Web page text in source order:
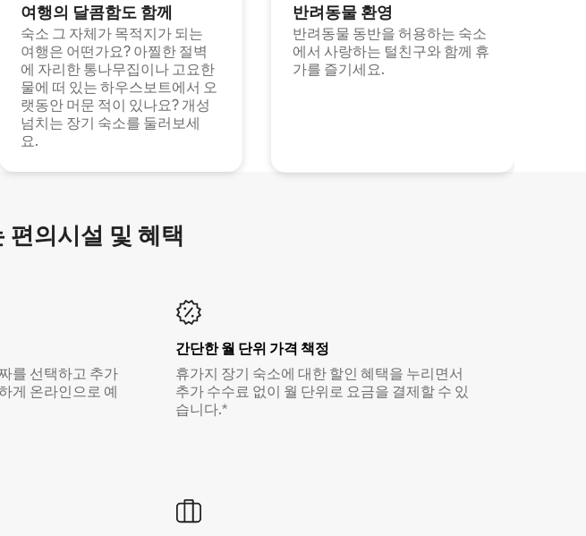
여행의 달콤함도 함께
숙소 그 자체가 목적지가 되는
여행은 어떤가요? 아찔한 절벽
에 자리한 통나무집이나 고요한
물에 떠 있는 하우스보트에서 오
랫동안 머문 적이 있나요? 개성
넘치는 장기 숙소를 둘러보세
요.
반려동물 환영
반려동물 동반을 허용하는 숙소
에서 사랑하는 털친구와 함께 휴
가를 즐기세요.
편의시설 및 혜택
를 선택하고 추가
게 온라인으로 예
간단한 월 단위 가격 책정
휴가지 장기 숙소에 대한 할인 혜택을 누리면서
추가 수수료 없이 월 단위로 요금을 결제할 수 있
습니다.*